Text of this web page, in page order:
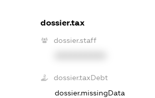
dossier.tax
dossier.staff
dossier.taxDebt
dossier.missingData